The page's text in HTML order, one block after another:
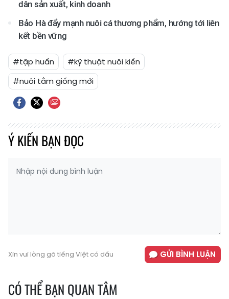
dân sản xuất, kinh doanh
Bảo Hà đẩy mạnh nuôi cá thương phẩm, hướng tới liên
kết bền vững
#tập huấn
#kỹ thuật nuôi kiến
#nuôi tằm giống mới
Ý KIẾN BẠN ĐỌC
Xin vui lòng gõ tiếng Việt có dấu GỬI BÌNH LUẬN
CÓ THỂ BẠN QUAN TÂM